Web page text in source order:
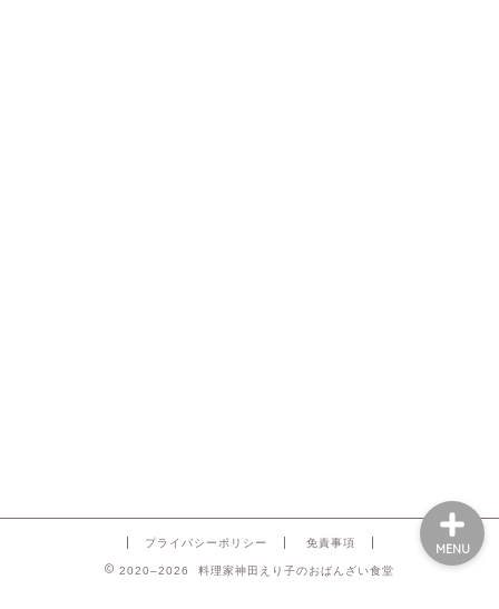
プライバシーポリシー 免責事項
2020–2026 料理家神田えり子のおばんざい食堂
MENU